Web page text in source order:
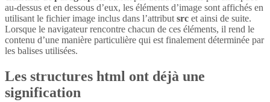
au-dessus et en dessous d’eux, les éléments d’image sont affichés en
utilisant le fichier image inclus dans l’attribut src et ainsi de suite.
Lorsque le navigateur rencontre chacun de ces éléments, il rend le
contenu d’une manière particulière qui est finalement déterminée par
les balises utilisées.
Les structures html ont déjà une
signification